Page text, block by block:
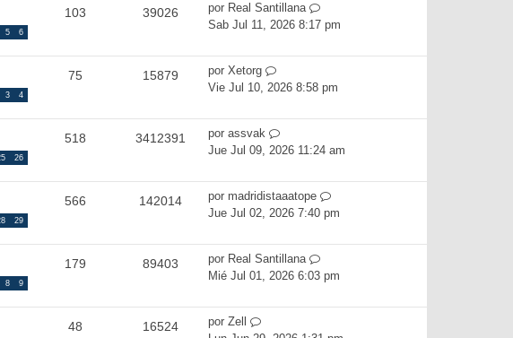
5 6
103 39026 por Real Santillana
Sab Jul 11, 2026 8:17 pm
3 4
75 15879 por Xetorg
Vie Jul 10, 2026 8:58 pm
26
518 3412391 por assvak
Jue Jul 09, 2026 11:24 am
29
566 142014 por madridistaaatope
Jue Jul 02, 2026 7:40 pm
8 9
179 89403 por Real Santillana
Mié Jul 01, 2026 6:03 pm
48 16524 por Zell